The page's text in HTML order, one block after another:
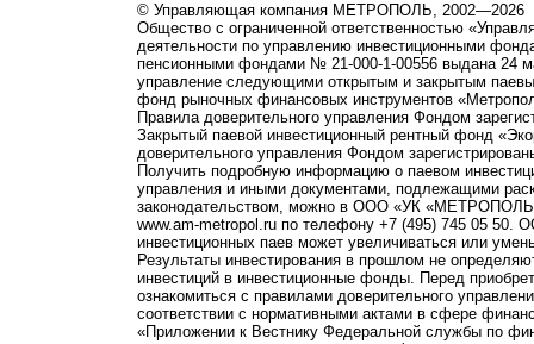
© Управляющая компания МЕТРОПОЛЬ, 2002—2026
Общество с ограниченной ответственностью
деятельности по управлению инвестиционными
пенсионными фондами № 21-000-1-00556 выдана 24
управление следующими открытым и закрытым
фонд рыночных финансовых инструментов
Правила доверительного управления Фондом
Закрытый паевой инвестиционный рентный фонд
доверительного управления Фондом
Получить подробную информацию о паевом
управления и иными документами, подлежащими
законодательством, можно в ООО «УК
www.am-metropol.ru по телефону +7 (495) 745 05
инвестиционных паев может увеличиваться или
Результаты инвестирования в прошлом не
инвестиций в инвестиционные фонды. Перед
ознакомиться с правилами доверительного
соответствии с нормативными актами в сфере
«Приложении к Вестнику Федеральной службы по